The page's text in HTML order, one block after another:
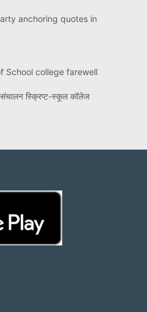
anchoring quotes in
School college farewell
स्क्रिप्ट-स्कूल कॉलेज